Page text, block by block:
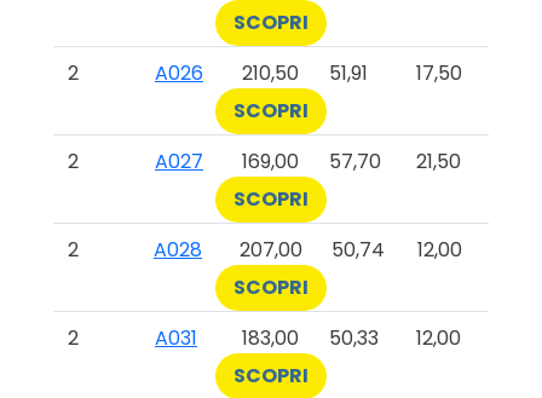
SCOPRI
2
A026 210,50 51,91
17,50
SCOPRI
2
A027 169,00 57,70
21,50
SCOPRI
2
A028 207,00 50,74
12,00
SCOPRI
2
A031 183,00 50,33
12,00
SCOPRI